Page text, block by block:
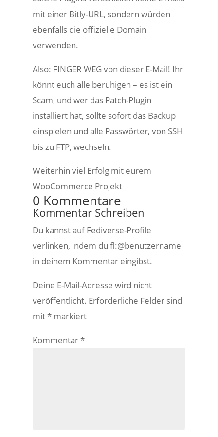
mit einer Bitly-URL, sondern würden
ebenfalls die offizielle Domain
verwenden.
Also: FINGER WEG von dieser E-Mail! Ihr
könnt euch alle beruhigen – es ist ein
Scam, und wer das Patch-Plugin
installiert hat, sollte sofort das Backup
einspielen und alle Passwörter, von SSH
bis zu FTP, wechseln.
Weiterhin viel Erfolg mit eurem
WooCommerce Projekt
0 Kommentare
Kommentar Schreiben
Du kannst auf Fediverse-Profile
verlinken, indem du fl:@benutzername
in deinem Kommentar eingibst.
Deine E-Mail-Adresse wird nicht
veröffentlicht. Erforderliche Felder sind
mit* markiert
Kommentar*